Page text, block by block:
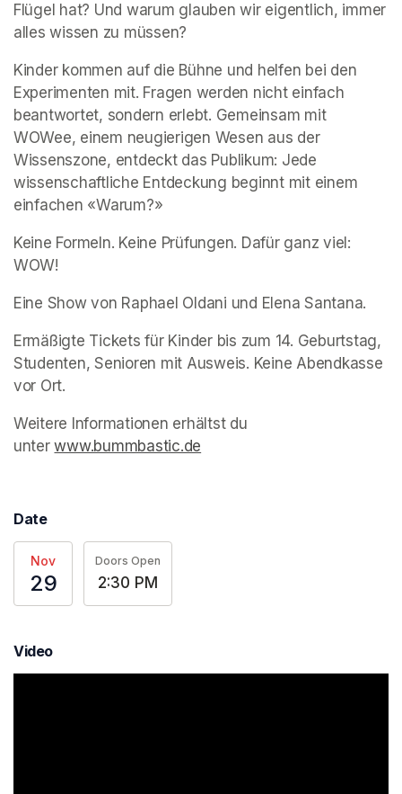
Flügel hat? Und warum glauben wir eigentlich, immer
alles wissen zu müssen?
Kinder kommen auf die Bühne und helfen bei den
Experimenten mit. Fragen werden nicht einfach
beantwortet, sondern erlebt. Gemeinsam mit
WOWee, einem neugierigen Wesen aus der
Wissenszone, entdeckt das Publikum: Jede
wissenschaftliche Entdeckung beginnt mit einem
einfachen «Warum?»
Keine Formeln. Keine Prüfungen. Dafür ganz viel:
WOW!
Eine Show von Raphael Oldani und Elena Santana.
Ermäßigte Tickets für Kinder bis zum 14. Geburtstag,
Studenten, Senioren mit Ausweis. Keine Abendkasse
vor Ort.
Weitere Informationen erhältst du
unter www.bummbastic.de
Date
Nov
29
Doors Open
2:30 PM
Video